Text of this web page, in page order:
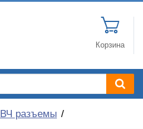
Корзина
ВЧ разъемы